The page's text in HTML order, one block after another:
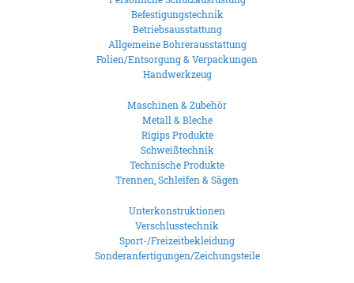
Befestigungstechnik
Betriebsausstattung
Allgemeine Bohrerausstattung
Folien/Entsorgung & Verpackungen
Handwerkzeug
Maschinen & Zubehör
Metall & Bleche
Rigips Produkte
Schweißtechnik
Technische Produkte
Trennen, Schleifen & Sägen
Unterkonstruktionen
Verschlusstechnik
Sport-/Freizeitbekleidung
Sonderanfertigungen/Zeichungsteile